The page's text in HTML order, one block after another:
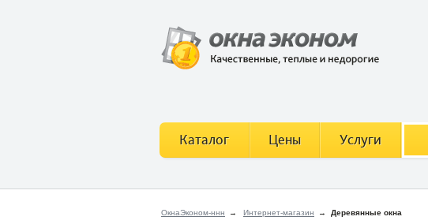
ОкнаЭконом-ннн → Интернет-магазин → Деревянные окна
Каталог Цены Услуги